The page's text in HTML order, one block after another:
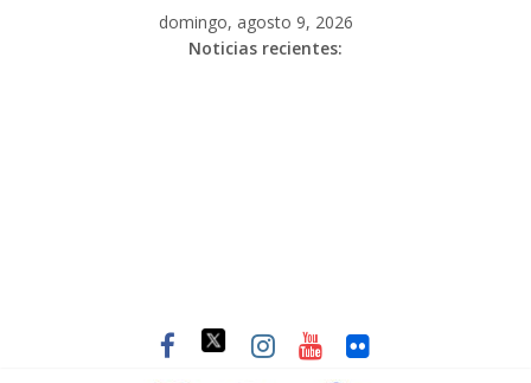
domingo, agosto 9, 2026
Noticias recientes: